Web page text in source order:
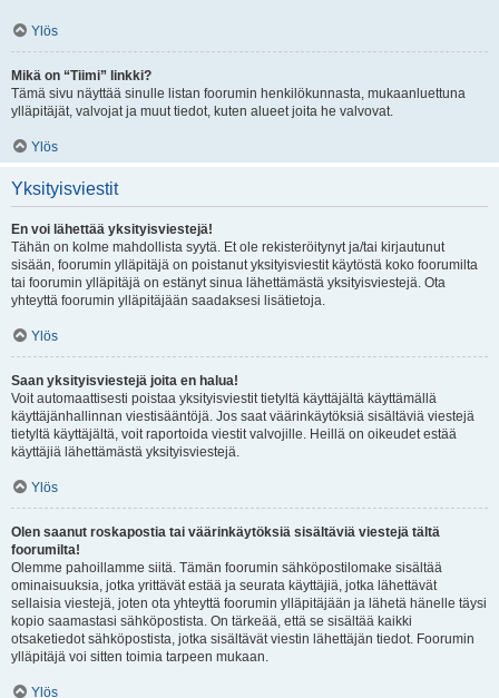
Ylös
Mikä on “Tiimi” linkki?
Tämä sivu näyttää sinulle listan foorumin henkilökunnasta, mukaanluettuna
ylläpitäjät, valvojat ja muut tiedot, kuten alueet joita he valvovat.
Ylös
Yksityisviestit
En voi lähettää yksityisviestejä!
Tähän on kolme mahdollista syytä. Et ole rekisteröitynyt ja/tai kirjautunut
sisään, foorumin ylläpitäjä on poistanut yksityisviestit käytöstä koko foorumilta
tai foorumin ylläpitäjä on estänyt sinua lähettämästä yksityisviestejä. Ota
yhteyttä foorumin ylläpitäjään saadaksesi lisätietoja.
Ylös
Saan yksityisviestejä joita en halua!
Voit automaattisesti poistaa yksityisviestit tietyltä käyttäjältä käyttämällä
käyttäjänhallinnan viestisääntöjä. Jos saat väärinkäytöksiä sisältäviä viestejä
tietyltä käyttäjältä, voit raportoida viestit valvojille. Heillä on oikeudet estää
käyttäjiä lähettämästä yksityisviestejä.
Ylös
Olen saanut roskapostia tai väärinkäytöksiä sisältäviä viestejä tältä
foorumilta!
Olemme pahoillamme siitä. Tämän foorumin sähköpostilomake sisältää
ominaisuuksia, jotka yrittävät estää ja seurata käyttäjiä, jotka lähettävät
sellaisia viestejä, joten ota yhteyttä foorumin ylläpitäjään ja lähetä hänelle täysi
kopio saamastasi sähköpostista. On tärkeää, että se sisältää kaikki
otsaketiedot sähköpostista, jotka sisältävät viestin lähettäjän tiedot. Foorumin
ylläpitäjä voi sitten toimia tarpeen mukaan.
Ylös